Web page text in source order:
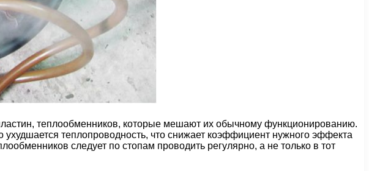
теплообменников, которые мешают их обычному функционированию.
ухудшается теплопроводность, что снижает коэффициент нужного эффекта
следует по стопам проводить регулярно, а не только в тот